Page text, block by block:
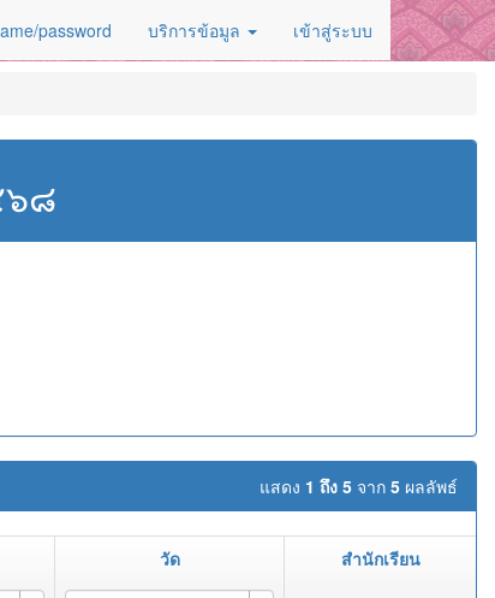
password บริการข้อมูล เข้าสู่ระบบ
๖๘
แสดง 1 ถึง 5 จาก 5 ผลลัพธ์
วัด สำนักเรียน